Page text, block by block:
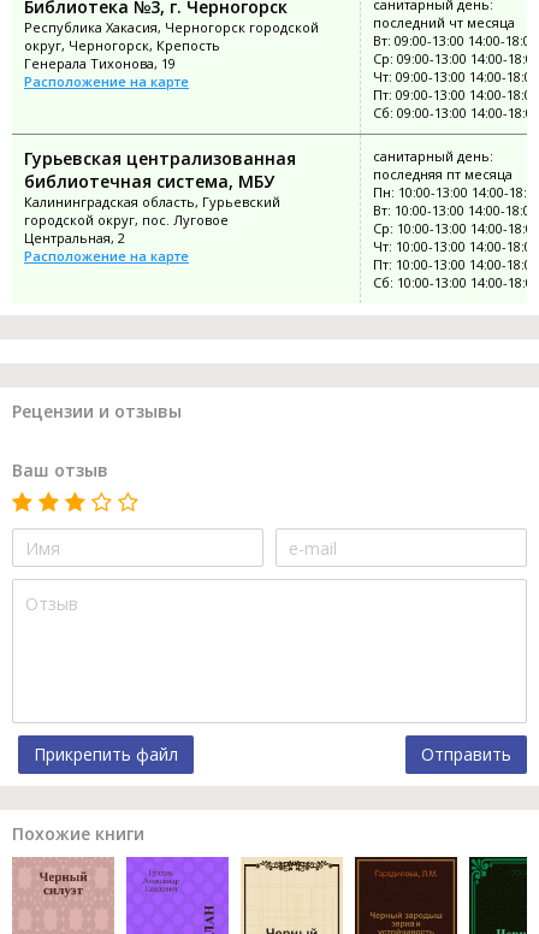
Библиотека №3, г. Черногорск
Республика Хакасия, Черногорск городской
округ, Черногорск, Крепость
Генерала Тихонова, 19
Расположение на карте
санитарный день:
последний чт месяца
Вт: 09:00-13:00 14:00-18:00
Ср: 09:00-13:00 14:00-18:00
Чт: 09:00-13:00 14:00-18:00
Пт: 09:00-13:00 14:00-18:00
Сб: 09:00-13:00 14:00-18:00
Гурьевская централизованная
библиотечная система, МБУ
Калининградская область, Гурьевский
городской округ, пос. Луговое
Центральная, 2
Расположение на карте
санитарный день:
последняя пт месяца
Пн: 10:00-13:00 14:00-
Вт: 10:00-13:00 14:00-18:00
Ср: 10:00-13:00 14:00-18:00
Чт: 10:00-13:00 14:00-18:00
Пт: 10:00-13:00 14:00-18:00
Сб: 10:00-13:00 14:00-18:00
Рецензии и отзывы
Ваш отзыв
Прикрепить файл Отправить
Похожие книги